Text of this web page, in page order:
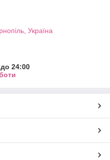
Україна
24:00